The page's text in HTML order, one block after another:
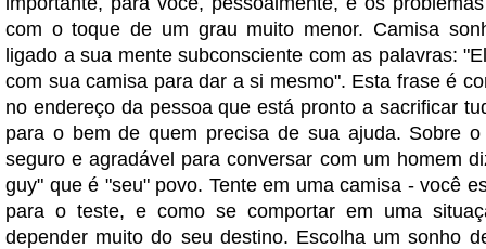
com o toque de um grau muito menor. Camisa
ligado a sua mente subconsciente com as palavras:
com sua camisa para dar a si mesmo". Esta frase é
no endereço da pessoa que está pronto a sacrificar
para o bem de quem precisa de sua ajuda. Sobre o
seguro e agradável para conversar com um homem
guy" que é "seu" povo. Tente em uma camisa - você
para o teste, e como se comportar em uma
depender muito do seu destino. Escolha um sonho